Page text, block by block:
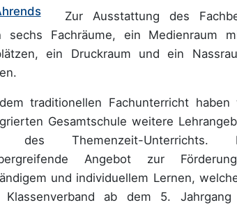
Zur Ausstattung des
sechs Fachräume, ein Medienraum
ein Druckraum und ein
traditionellen Fachunterricht haben
Gesamtschule weitere
des Themenzeit-Unterrichts.
Angebot zur
und individuellem Lernen,
ab dem 5. Jahrgang